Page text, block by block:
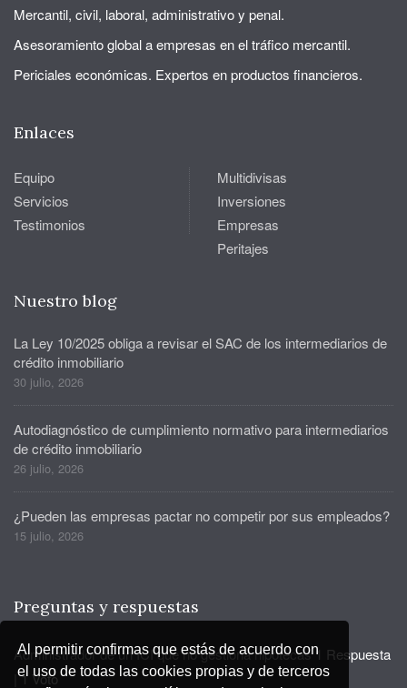
Al permitir confirmas que estás de acuerdo con
el uso de todas las cookies propias y de terceros
Mercantil, civil, laboral, administrativo y penal.
Asesoramiento global a empresas en el tráfico mercantil.
Periciales económicas. Expertos en productos financieros.
Enlaces
Equipo
Servicios
Testimonios
Multidivisas
Inversiones
Empresas
Peritajes
Nuestro blog
La Ley 10/2025 obliga a revisar el SAC de los intermediarios de
crédito inmobiliario
30 julio, 2026
Autodiagnóstico de cumplimiento normativo para intermediarios
de crédito inmobiliario
26 julio, 2026
¿Pueden las empresas pactar no competir por sus empleados?
15 julio, 2026
Preguntas y respuestas
Administrador de un ICI que no gestiona hipotecas 1 Respuesta
|1 Voto